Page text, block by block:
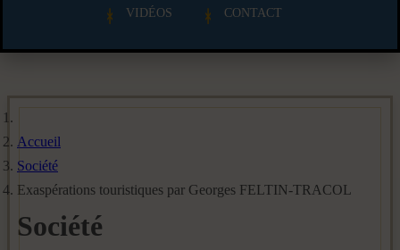
VIDÉOS CONTACT
Accueil
Société
Exaspérations touristiques par Georges FELTIN-TRACOL
Société